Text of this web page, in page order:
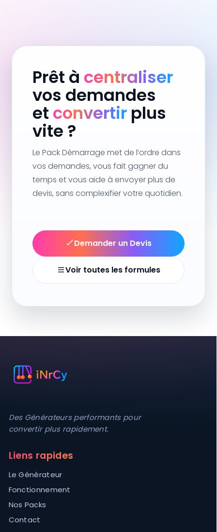
Prêt à centraliser
vos demandes
et convertir plus
vite ?
Le Pack Démarrage met de l’ordre dans
vos demandes, vous fait gagner du
temps et vous aide à envoyer plus de
devis, sans complexifier votre quotidien.
Demander un Devis
Voir toutes les formules
Des Générateurs performants pour
convertir plus rapidement.
Liens rapides
Le Générateur
Fonctionnement
Nos Packs
Contact